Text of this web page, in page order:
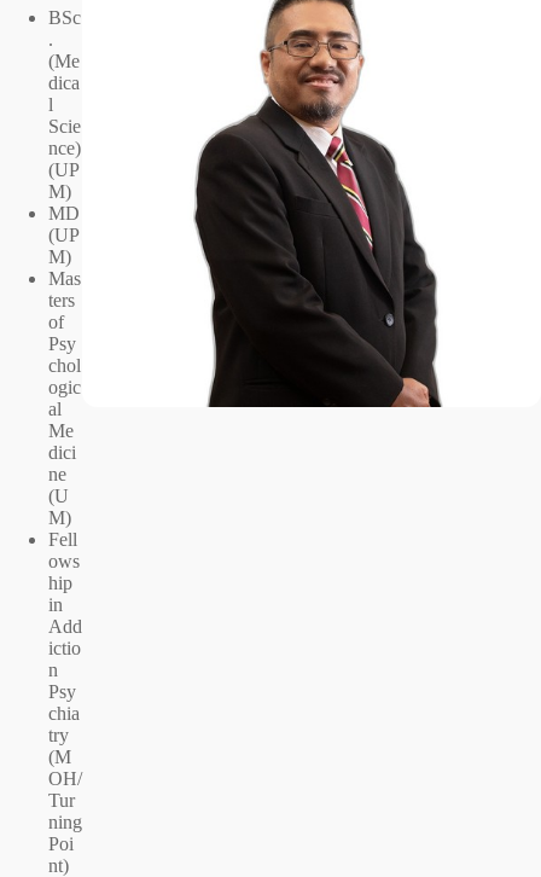
BSc
.
(Me
dica
l
Scie
nce)
(UP
M)
MD
(UP
M)
Mas
ters
of
Psy
chol
ogic
al
Me
dici
ne
(U
M)
Fell
ows
hip
in
Add
ictio
n
Psy
chia
try
(M
OH/
Tur
ning
Poi
nt)